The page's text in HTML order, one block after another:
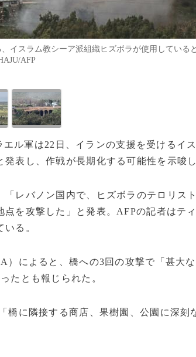
イスラム教シーア派組織ヒズボラが使用している
AFP
エル軍は22日、イランの支援を受けるイ
発表し、作戦が長期化する可能性を示唆し
「レバノン国内で、ヒズボラのテロリス
点を攻撃した」と発表。AFPの記者はテ
る。
）によると、橋への3回の攻撃で「甚大
たとも報じられた。
橋に隣接する商店、果樹園、公園に深刻